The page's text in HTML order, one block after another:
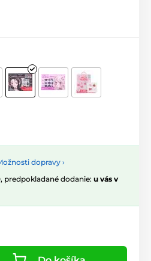
dopravy ›
predpokladané dodanie: u vás v